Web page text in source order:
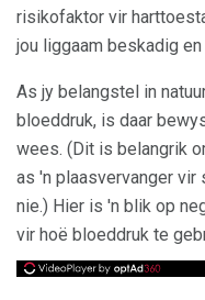
risikofaktor vir
jou liggaam beskadig
As jy belangstel in
bloeddruk, is daar
wees. (Dit is belangrik
as 'n plaasvervanger vir
nie.) Hier is 'n blik op
vir hoë bloeddruk te